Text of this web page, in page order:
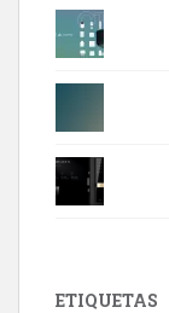
ETIQUETAS